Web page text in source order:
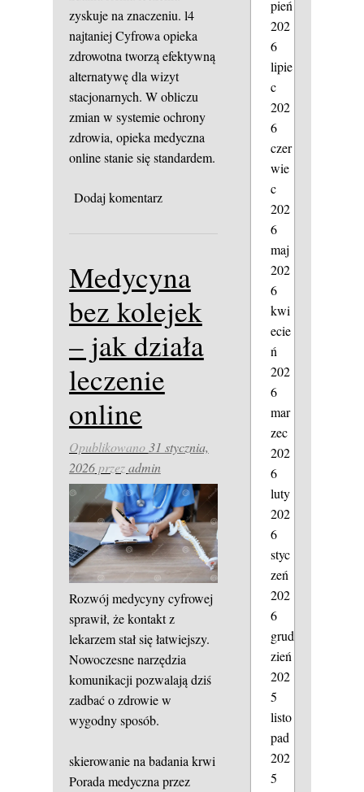
zyskuje na znaczeniu. l4
najtaniej Cyfrowa opieka
zdrowotna tworzą efektywną
alternatywę dla wizyt
stacjonarnych. W obliczu
zmian w systemie ochrony
zdrowia, opieka medyczna
online stanie się standardem.
Dodaj komentarz
Medycyna
bez kolejek
– jak działa
leczenie
online
Opublikowano31 stycznia,
2026przezadmin
Rozwój medycyny cyfrowej
sprawił, że kontakt z
lekarzem stał się łatwiejszy.
Nowoczesne narzędzia
komunikacji pozwalają dziś
zadbać o zdrowie w
wygodny sposób.
skierowanie na badania krwi
Porada medyczna przez
pień
202
6
lipie
c
202
6
czer
wie
c
202
6
maj
202
6
kwi
ecie
ń
202
6
mar
zec
202
6
luty
202
6
styc
zeń
202
6
grud
zień
202
5
listo
pad
202
5